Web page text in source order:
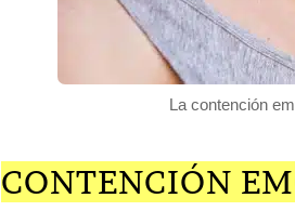
La contención
CONTENCIÓN